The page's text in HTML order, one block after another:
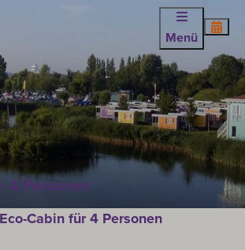
Menü
4 Personen
Eco-Cabin für 4 Personen